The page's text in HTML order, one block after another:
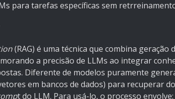
para tarefas específicas sem
(RAG) é uma técnica que combina geração
a precisão de LLMs ao integrar
Diferente de modelos puramente
em bancos de dados) para recuperar
t do LLM. Para usá-lo, o processo